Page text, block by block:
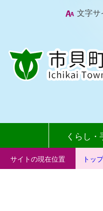
文字サ
くらし・
サイトの現在位置 トップ